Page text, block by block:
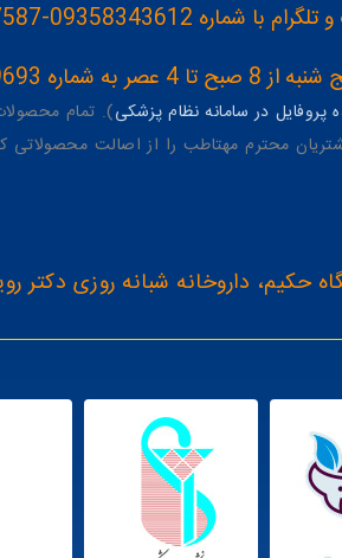
09302007587
02165389693
پروفایل در سامانه نظام پزشکی). تمام
محترم مهتاطب را از اصالت محصولاتی
حکیم، داروخانه شبانه روزی دکتر